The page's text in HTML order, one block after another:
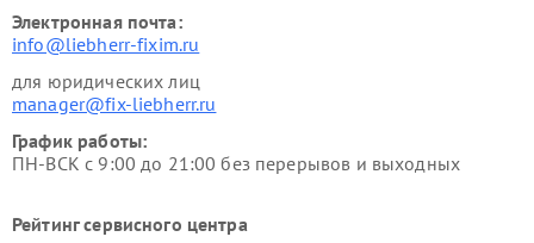
Электронная почта:
info@liebherr-fixim.ru
для юридических лиц
manager@fix-liebherr.ru
График работы:
ПН-ВСК с 9:00 до 21:00 без перерывов и выходных
Рейтинг сервисного центра